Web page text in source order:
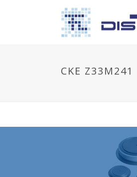
CKE Z33M241